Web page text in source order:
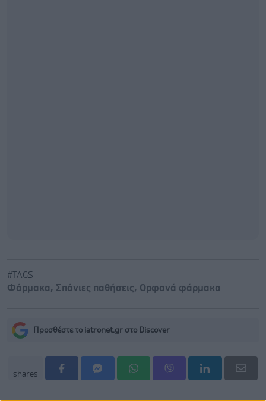
#TAGS
Φάρμακα, Σπάνιες παθήσεις, Ορφανά φάρμακα
Προσθέστε το iatronet.gr στο Discover
shares